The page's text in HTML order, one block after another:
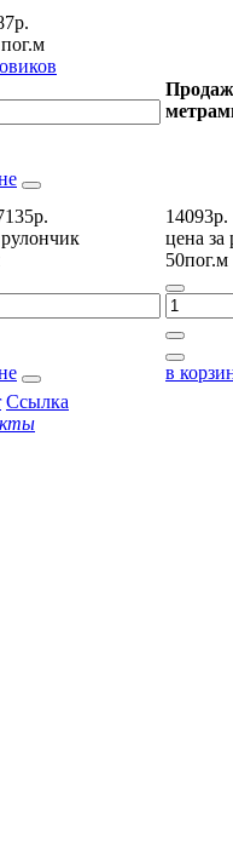
пог.м
рулончик
14093р.
цена за
50пог.м
в
Ссылка